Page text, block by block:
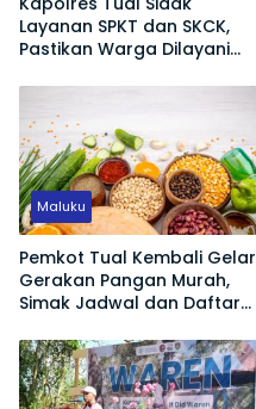
Layanan SPKT dan SKCK,
Pastikan Warga Dilayani
Maluku
Pemkot Tual Kembali Gelar
Gerakan Pangan Murah,
Simak Jadwal dan Daftar